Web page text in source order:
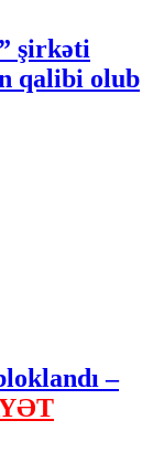
şirkəti
qalibi olub
–